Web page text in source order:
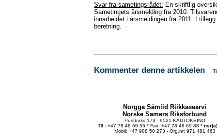
Svar fra sametingsrådet: En skriftlig
Sametingets årsmelding fra 2010.
innarbeidet i årsmeldingen fra 2011. I
beretning.
Kommenter denne artikkelen
Norgga Sámiid Riikkasearvi
Norske Samers Riksforbund
Postboks 173 - 9521 KAUTOKEINO
Tlf.: +47 78 48 69 55 * Fax: +47 78 48 69 88 *
Mobil: +47 988 50 273 - Org.nr: 971 481 463